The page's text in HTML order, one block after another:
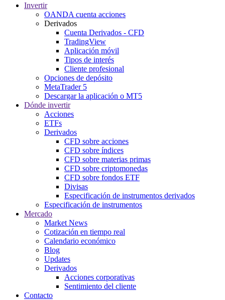
Invertir
OANDA cuenta acciones
Derivados
Cuenta Derivados - CFD
TradingView
Aplicación móvil
Tipos de interés
Cliente profesional
Opciones de depósito
MetaTrader 5
Descargar la aplicación o MT5
Dónde invertir
Acciones
ETFs
Derivados
CFD sobre acciones
CFD sobre índices
CFD sobre materias primas
CFD sobre criptomonedas
CFD sobre fondos ETF
Divisas
Especificación de instrumentos derivados
Especificación de instrumentos
Mercado
Market News
Cotización en tiempo real
Calendario económico
Blog
Updates
Derivados
Acciones corporativas
Sentimiento del cliente
Contacto